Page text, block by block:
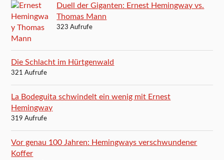
Duell der Giganten: Ernest Hemingway vs.
Thomas Mann
323 Aufrufe
Die Schlacht im Hürtgenwald
321 Aufrufe
La Bodeguita schwindelt ein wenig mit Ernest
Hemingway
319 Aufrufe
Vor genau 100 Jahren: Hemingways verschwundener
Koffer